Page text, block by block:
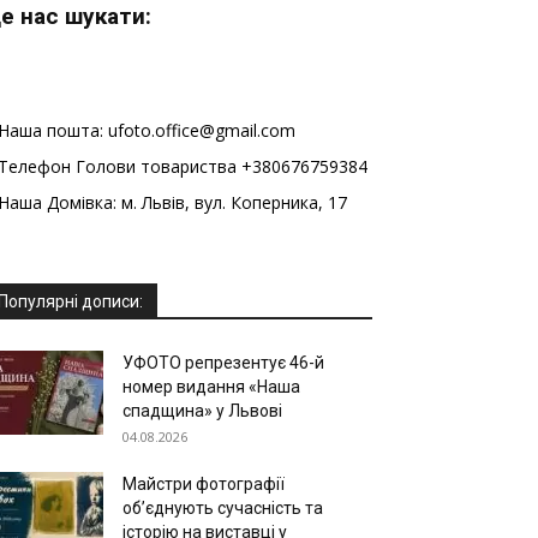
нас шукати:
пошта: ufoto.office@gmail.com
Голови товариства +380676759384
Домівка: м. Львів, вул. Коперника, 17
дописи:
УФОТО репрезентує 46-й
номер видання «Наша
спадщина» у Львові
04.08.2026
Майстри фотографії
об’єднують сучасність та
історію на виставці у